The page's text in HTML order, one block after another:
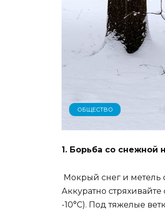
ОБЩЕСТВО
1. Борьба со снежной
Мокрый снег и метель
Аккуратно
-10°C). Под тяжелые